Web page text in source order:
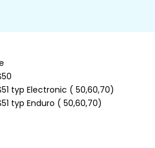
typ Electronic ( 50,60,70)
typ Enduro ( 50,60,70)